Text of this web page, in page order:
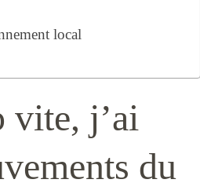
local
vite, j’ai
du